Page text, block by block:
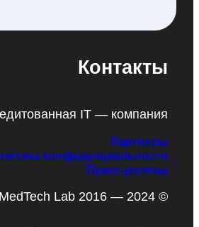
Контакты
IT — компания
Партнеры
конфиденциальности
Пресс-релизы
Lab 2016 — 2024 ©